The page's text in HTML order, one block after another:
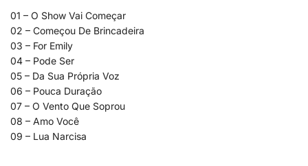
01 – O Show Vai Começar
02 – Começou De Brincadeira
03 – For Emily
04 – Pode Ser
05 – Da Sua Própria Voz
06 – Pouca Duração
07 – O Vento Que Soprou
08 – Amo Você
09 – Lua Narcisa